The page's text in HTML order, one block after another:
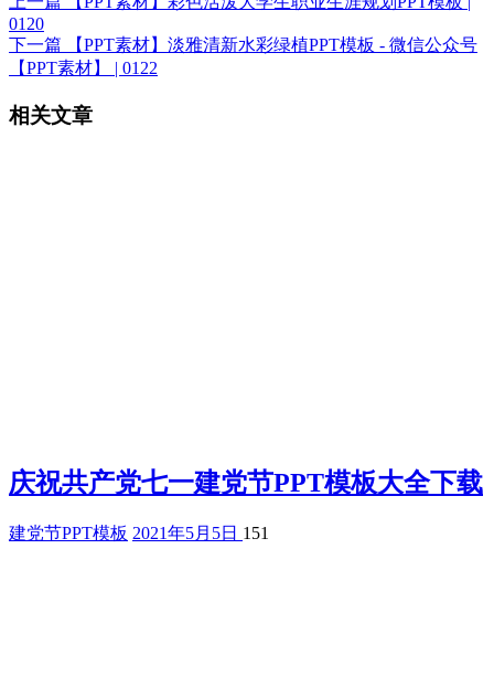
0120
下一篇
【PPT素材】淡雅清新水彩绿植PPT模板 - 微信公众号
【PPT素材】 | 0122
相关文章
庆祝共产党七一建党节PPT模板大全下载
建党节PPT模板 2021年5月5日 151